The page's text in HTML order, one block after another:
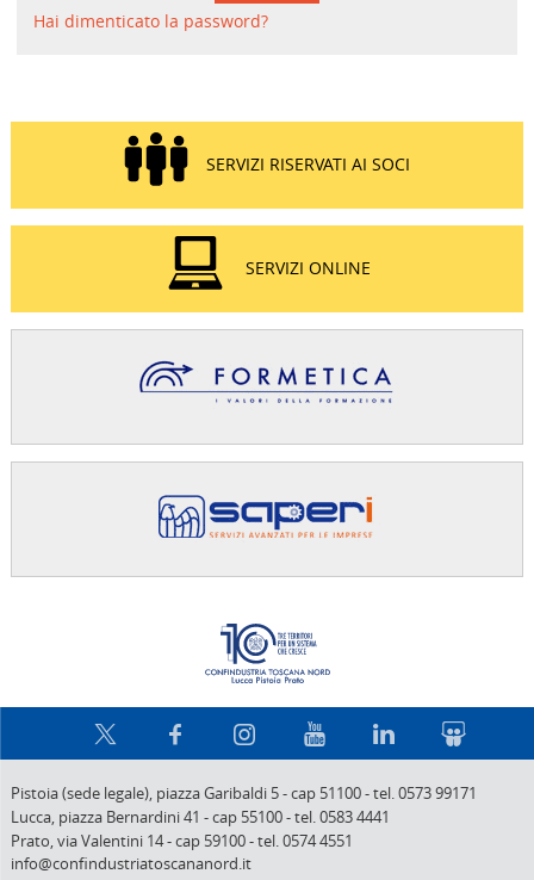
Hai dimenticato la password?
SERVIZI RISERVATI AI SOCI
SERVIZI ONLINE
Pistoia (sede legale), piazza Garibaldi 5-cap 51100-tel. 0573 99171
Lucca, piazza Bernardini 41 -cap 55100-tel. 0583 4441
Prato,via Valentini 14-cap 59100-tel. 0574 4551
info@confindustriatoscananord.it